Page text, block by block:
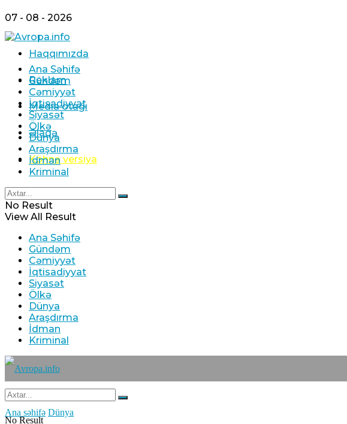
07 - 08 - 2026
Haqqımızda
Reklam
Media otağı
Əlaqə
Köhnə versiya
Ana Səhifə
Gündəm
Cəmiyyət
İqtisadiyyat
Siyasət
Ölkə
Dünya
Araşdırma
İdman
Kriminal
No Result
View All Result
Ana Səhifə
Gündəm
Cəmiyyət
İqtisadiyyat
Siyasət
Ölkə
Dünya
Araşdırma
İdman
Kriminal
No Result
Ana səhifə Dünya